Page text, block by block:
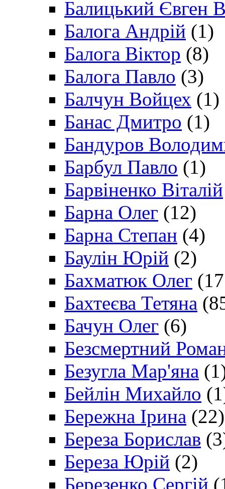
Балицький Євген
Балога Андрій (1)
Балога Віктор (8)
Балога Павло (3)
Балчун Войцех (1)
Банас Дмитро (1)
Бандуров
Барбул Павло (1)
Барвіненко Віталій
Барна Олег (12)
Барна Степан (4)
Баулін Юрій (2)
Бахматюк Олег
Бахтеєва Тетяна
Бачун Олег (6)
Безсмертний
Безугла Мар'яна
Бейлін Михайло
Бережна Ірина (22)
Береза Борислав
Береза Юрій (2)
Березенко Сергій